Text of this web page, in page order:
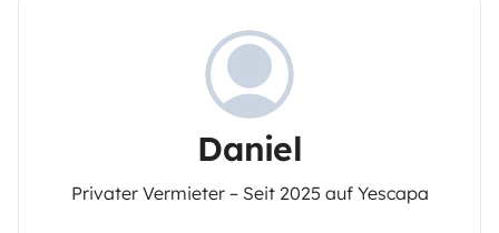
Daniel
Privater Vermieter – Seit 2025 auf Yescapa